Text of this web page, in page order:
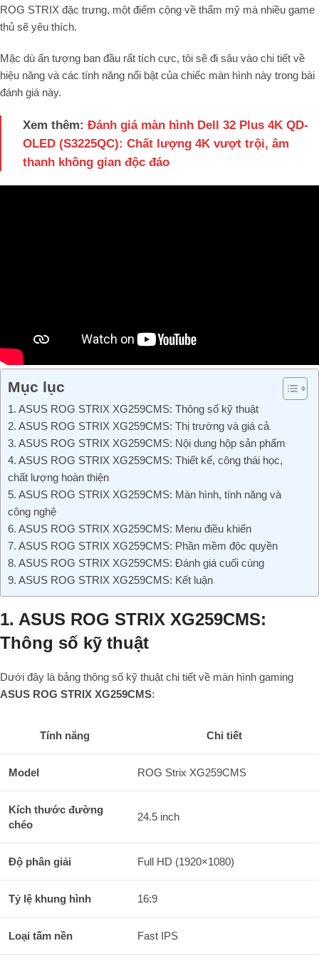
ROG STRIX đặc trưng, một điểm cộng về thẩm mỹ mà nhiều game
thủ sẽ yêu thích.
Mặc dù ấn tượng ban đầu rất tích cực, tôi sẽ đi sâu vào chi tiết về
hiệu năng và các tính năng nổi bật của chiếc màn hình này trong bài
đánh giá này.
Xem thêm: Đánh giá màn hình Dell 32 Plus 4K QD-
OLED (S3225QC): Chất lượng 4K vượt trội, âm
thanh không gian độc đáo
Mục lục
1. ASUS ROG STRIX XG259CMS: Thông số kỹ thuật
2. ASUS ROG STRIX XG259CMS: Thị trường và giá cả
3. ASUS ROG STRIX XG259CMS: Nội dung hộp sản phẩm
4. ASUS ROG STRIX XG259CMS: Thiết kế, công thái học,
chất lượng hoàn thiện
5. ASUS ROG STRIX XG259CMS: Màn hình, tính năng và
công nghệ
6. ASUS ROG STRIX XG259CMS: Menu điều khiển
7. ASUS ROG STRIX XG259CMS: Phần mềm độc quyền
8. ASUS ROG STRIX XG259CMS: Đánh giá cuối cùng
9. ASUS ROG STRIX XG259CMS: Kết luận
1. ASUS ROG STRIX XG259CMS:
Thông số kỹ thuật
Dưới đây là bảng thông số kỹ thuật chi tiết về màn hình gaming
ASUS ROG STRIX XG259CMS:
Tính năng Chi tiết
Model ROG Strix XG259CMS
Kích thước đường
chéo
24.5 inch
Độ phân giải Full HD (1920×1080)
Tỷ lệ khung hình 16:9
Loại tấm nền Fast IPS